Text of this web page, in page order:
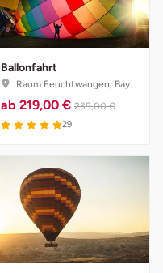
Ballonfahrt
Raum Feuchtwangen, Bayern
ab 219,00 € 239,00 €
29